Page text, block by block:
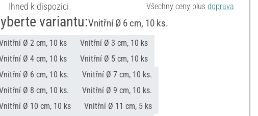
Ihned k dispozici Všechny ceny plus doprava
variantu:Vnitřní Ø 6 cm, 10 ks.
Ø 2 cm, 10 ks
Vnitřní Ø 3 cm, 10 ks
Ø 4 cm, 10 ks
Vnitřní Ø 5 cm, 10 ks
Ø 6 cm, 10 ks.
Vnitřní Ø 7 cm, 10 ks.
Ø 8 cm, 10 ks.
Vnitřní Ø 9 cm, 10 ks.
Ø 10 cm, 10 ks
Vnitřní Ø 11 cm, 5 ks